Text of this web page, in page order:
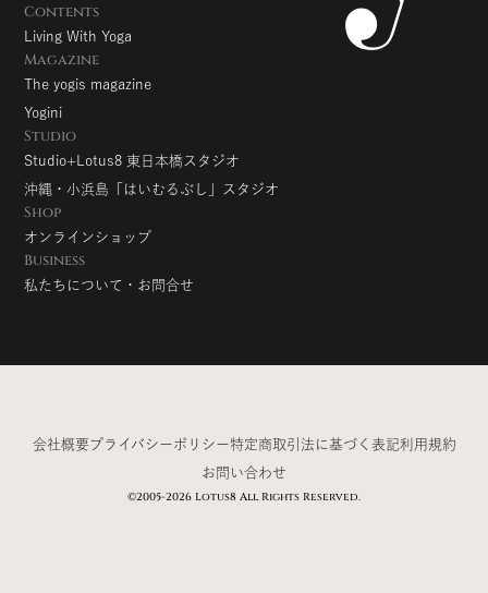
Contents
Living With Yoga
Magazine
The yogis magazine
Yogini
Studio
Studio+Lotus8 東日本橋スタジオ
沖縄・小浜島「はいむるぶし」スタジオ
Shop
オンラインショップ
Business
私たちについて・お問合せ
©2005-2026 Lotus8 All Rights Reserved.
会社概要プライバシーポリシー特定商取引法に基づく表記利用規約
お問い合わせ